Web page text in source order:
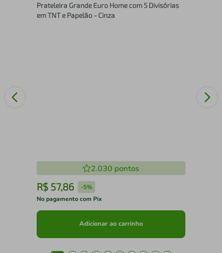
Prateleira Grande Euro Home com 5 Divisórias
em TNT e Papelão - Cinza
2.030 pontos
R$ 57,86 -5%
No pagamento com Pix
Adicionar ao carrinho